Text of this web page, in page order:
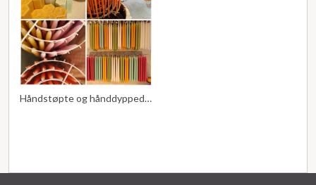
Håndstøpte og hånddyppede stearinglys